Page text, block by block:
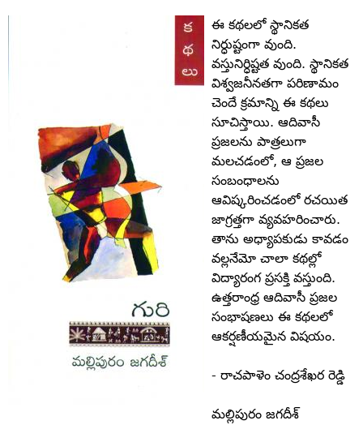
ఈ కథలలో స్థానికత
నిర్ధుష్టంగా వుంది.
వస్తునిర్ధిష్టత వుంది. స్థానికత
విశ్వజనీనతగా పరిణామం
చెందే క్రమాన్ని ఈ కథలు
సూచిస్తాయి. ఆదివాసీ
ప్రజలను పాత్రలుగా
మలచడంలో, ఆ ప్రజల
సంబంధాలను
ఆవిష్కరించడంలో రచయిత
జాగ్రత్తగా వ్యవహరించారు.
తాను అధ్యాపకుడు కావడం
వల్లనేమో చాలా కథల్లో
విద్యారంగ ప్రసక్తి వస్తుంది.
ఉత్తరాంధ్ర ఆదివాసీ ప్రజల
సంభాషణలు ఈ కథలలో
ఆకర్షణీయమైన విషయం.
- రాచపాళెం చంద్రశేఖర రెడ్డి
మల్లిపురం జగదీశ్‌